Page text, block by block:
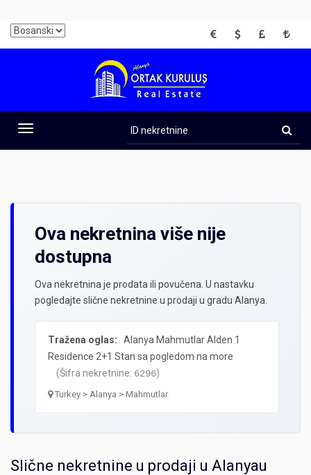
EUR USD GBP TRY
Toggle
navigation
nekretnine
Ova nekretnina više nije
dostupna
Ova nekretnina je prodata ili povučena. U nastavku
pogledajte slične nekretnine u prodaji u gradu Alanya.
Tražena oglas:
Alanya Mahmutlar Alden 1
Residence 2+1 Stan sa pogledom na more
(Šifra nekretnine: 6296)
Turkey > Alanya > Mahmutlar
Slične nekretnine u prodaji u Alanyau